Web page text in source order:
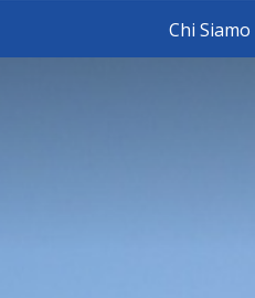
con
Chi Siamo